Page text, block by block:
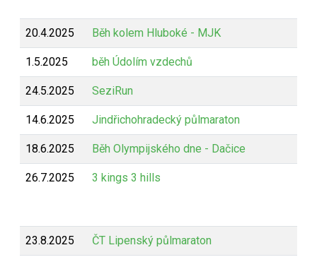
20.4.2025 Běh kolem Hluboké - MJK
1.5.2025 běh Údolím vzdechů
24.5.2025 SeziRun
14.6.2025 Jindřichohradecký půlmaraton
18.6.2025 Běh Olympijského dne - Dačice
26.7.2025 3 kings 3 hills
23.8.2025 ČT Lipenský půlmaraton